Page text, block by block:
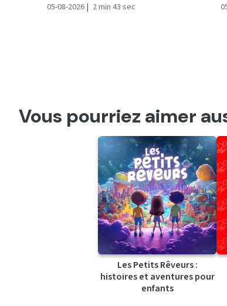
05-08-2026 | 2 min 43 sec
Vous pourriez aimer
Les Petits Rêveurs :
histoires et aventures pour
enfants